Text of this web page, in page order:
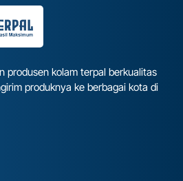
produsen kolam terpal berkualitas
produknya ke berbagai kota di